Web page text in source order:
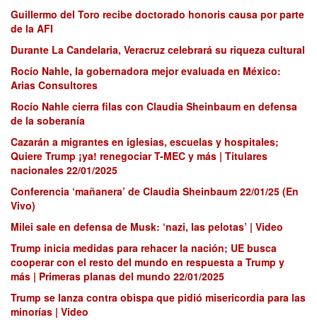
Guillermo del Toro recibe doctorado honoris causa por parte
de la AFI
Durante La Candelaria, Veracruz celebrará su riqueza cultural
Rocío Nahle, la gobernadora mejor evaluada en México:
Arias Consultores
Rocío Nahle cierra filas con Claudia Sheinbaum en defensa
de la soberanía
Cazarán a migrantes en iglesias, escuelas y hospitales;
Quiere Trump ¡ya! renegociar T-MEC y más | Titulares
nacionales 22/01/2025
Conferencia ‘mañanera’ de Claudia Sheinbaum 22/01/25 (En
Vivo)
Milei sale en defensa de Musk: ‘nazi, las pelotas’ | Video
Trump inicia medidas para rehacer la nación; UE busca
cooperar con el resto del mundo en respuesta a Trump y
más | Primeras planas del mundo 22/01/2025
Trump se lanza contra obispa que pidió misericordia para las
minorías | Video